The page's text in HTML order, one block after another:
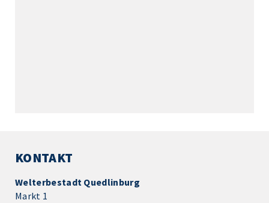
KONTAKT
Welterbestadt Quedlinburg
Markt 1